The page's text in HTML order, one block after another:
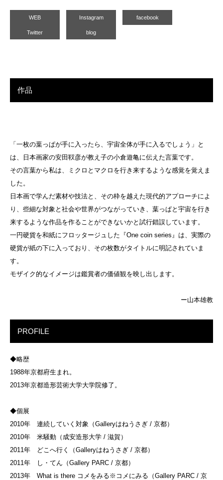
WEB Instagram facebook
Twitter blog
作品
「一枚の葉っぱが手に入ったら、宇宙全体が手に入るでしょう」と
は、日本画家の安田靫彦が教え子の小倉遊亀に伝えた言葉です。
その言葉から私は、ミクロとマクロを行き来するような感覚を覚えま
した。
日本画で学んだ素材や技法と、その枠を越えた現代的アプローチによ
り、些細な対象と社会や世界がつながっていき、葉っぱと宇宙を行き
来するような作品を作ることができないかと試行錯誤しています。
一円硬貨を和紙にフロッタージュした『One coin series』は、実際の
硬貨が紙の下に入っており、その枚数がタイトルに明記されていま
す。
モザイク的なイメージは鑑賞者の価値観を映し出します。
ー山本雄教
PROFILE
◆略歴
1988年京都府生まれ。
2013年京都造形芸術大学大学院修了。
◆個展
2010年 連続していく対象（Galleryはねうさぎ / 京都）
2010年 米騒動（成安造形大学 / 滋賀）
2011年 どこへ行く（Galleryはねうさぎ / 京都）
2011年 し・てん（Gallery PARC / 京都）
2013年 What is there コメをみる※コメにみる（Gallery PARC / 京